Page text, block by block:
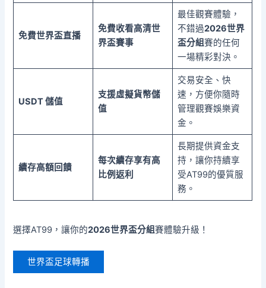
免費世界盃直播
免費收看高清世
界盃賽事
最佳觀賽體驗，
不錯過2026世界
盃分組賽的任何
一場精彩對決。
USDT 儲值
支援虛擬貨幣儲
值
交易安全、快
速，方便你隨時
管理觀賽娛樂資
金。
續存高額回饋
每次續存享有高
比例返利
長期提供資金支
持，讓你持續享
受AT99的優質服
務。
選擇AT99，讓你的2026世界盃分組賽體驗升級！
世界盃足球轉播